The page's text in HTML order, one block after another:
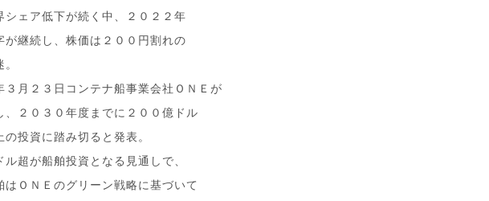
シェア低下が続く中、２０２２年
が継続し、株価は２００円割れの
３月２３日コンテナ船事業会社ＯＮＥが
、２０３０年度までに２００億ドル
の投資に踏み切ると発表。
超が船舶投資となる見通しで、
はＯＮＥのグリーン戦略に基づいて